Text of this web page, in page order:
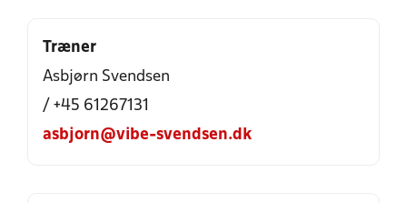
Træner
Asbjørn Svendsen
/ +45 61267131
asbjorn@vibe-svendsen.dk